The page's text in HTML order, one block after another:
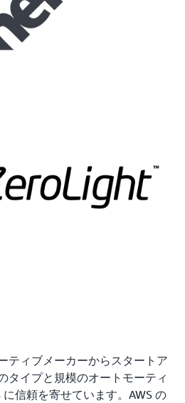
ティブメーカーからスタートア
タイプと規模のオートモーティ
信頼を寄せています。AWS の